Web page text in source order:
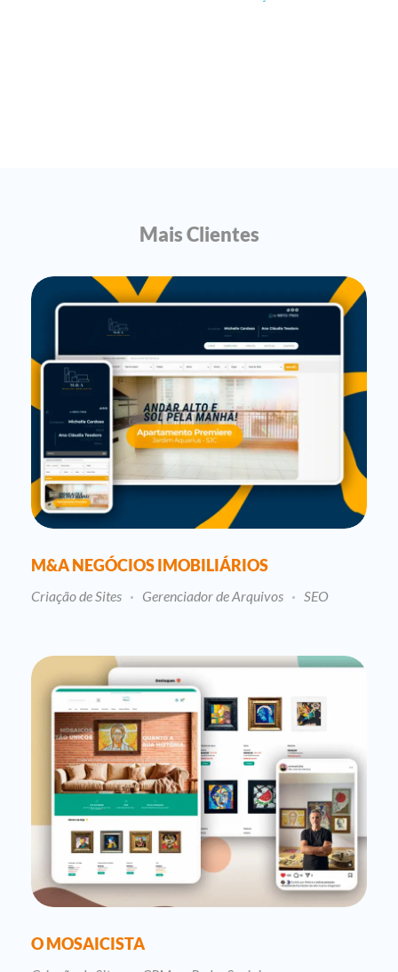
Mais Clientes
M&A NEGÓCIOS IMOBILIÁRIOS
Criação de Sites Gerenciador de Arquivos SEO
O MOSAICISTA